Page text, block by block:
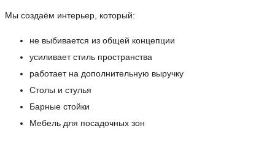
Мы создаём интерьер, который:
не выбивается из общей концепции
усиливает стиль пространства
работает на дополнительную выручку
Столы и стулья
Барные стойки
Мебель для посадочных зон